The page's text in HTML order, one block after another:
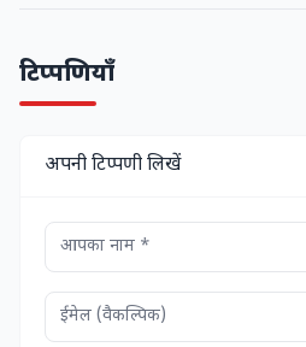
टिप्पणियाँ
अपनी टिप्पणी लिखें